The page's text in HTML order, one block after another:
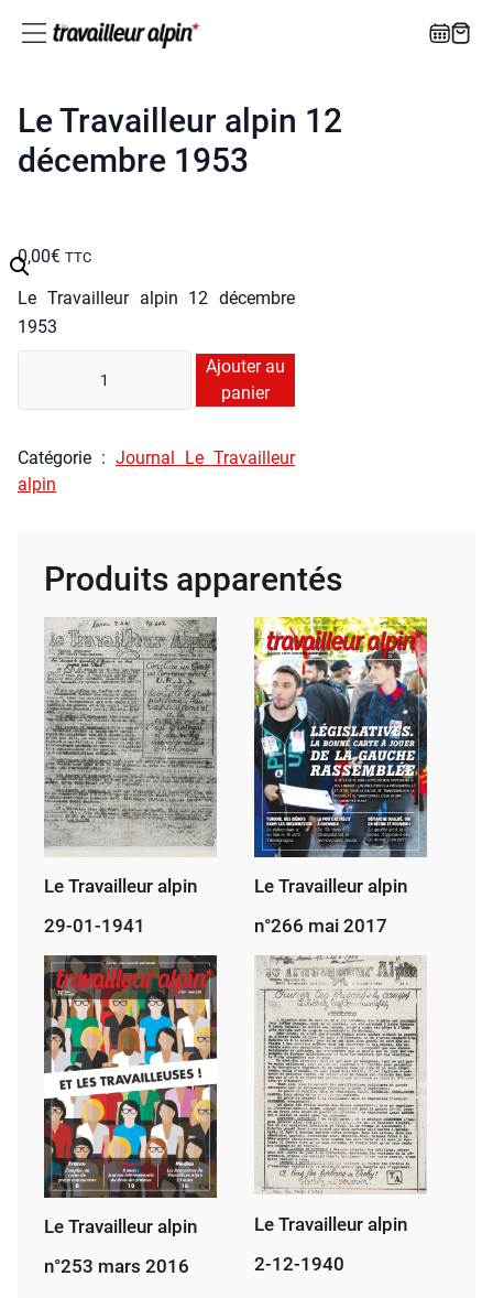
Le Travailleur alpin 12
décembre 1953
0,00€ TTC
Le Tra­vailleur alpin 12 décembre
1953
té
Le
Tra­
Ajouter au
panier
Caté­go­rie : Jour­nal Le Tra­vailleur
alpin
Produits apparentés
Le Travailleur alpin
29-01-1941
Le Travailleur alpin
n°266 mai 2017
Le Travailleur alpin
n°253 mars 2016
Le Travailleur alpin
2-12-1940